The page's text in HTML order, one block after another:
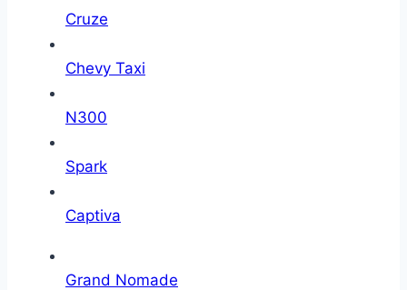
Cruze
Chevy Taxi
N300
Spark
Captiva
Grand Nomade